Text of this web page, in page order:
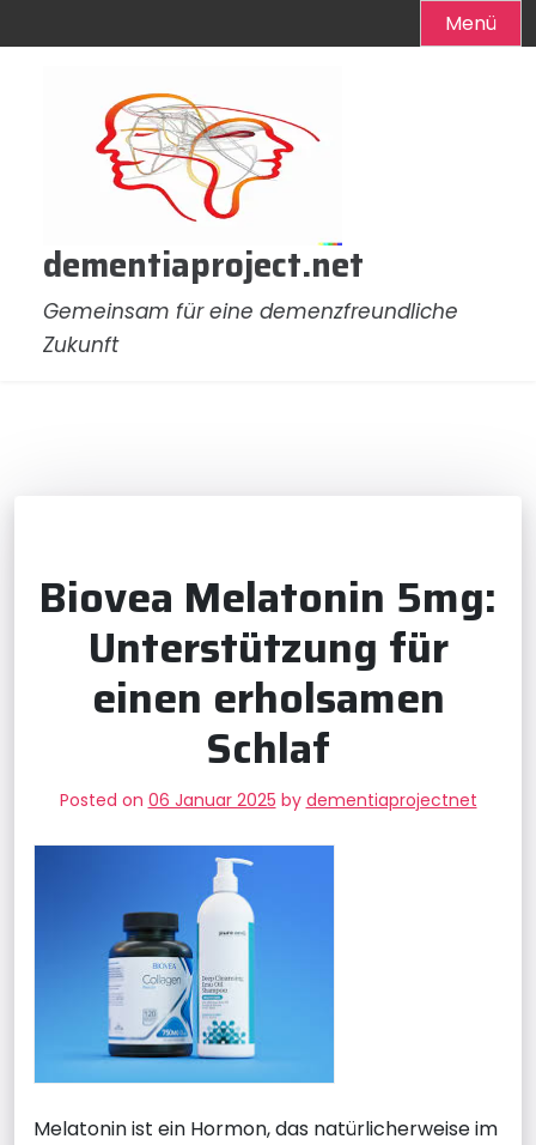
Menü
dementiaproject.net
Gemeinsam für eine demenzfreundliche
Zukunft
Biovea Melatonin 5mg:
Unterstützung für
einen erholsamen
Schlaf
Posted on 06 Januar 2025 by dementiaprojectnet
Melatonin ist ein Hormon, das natürlicherweise im